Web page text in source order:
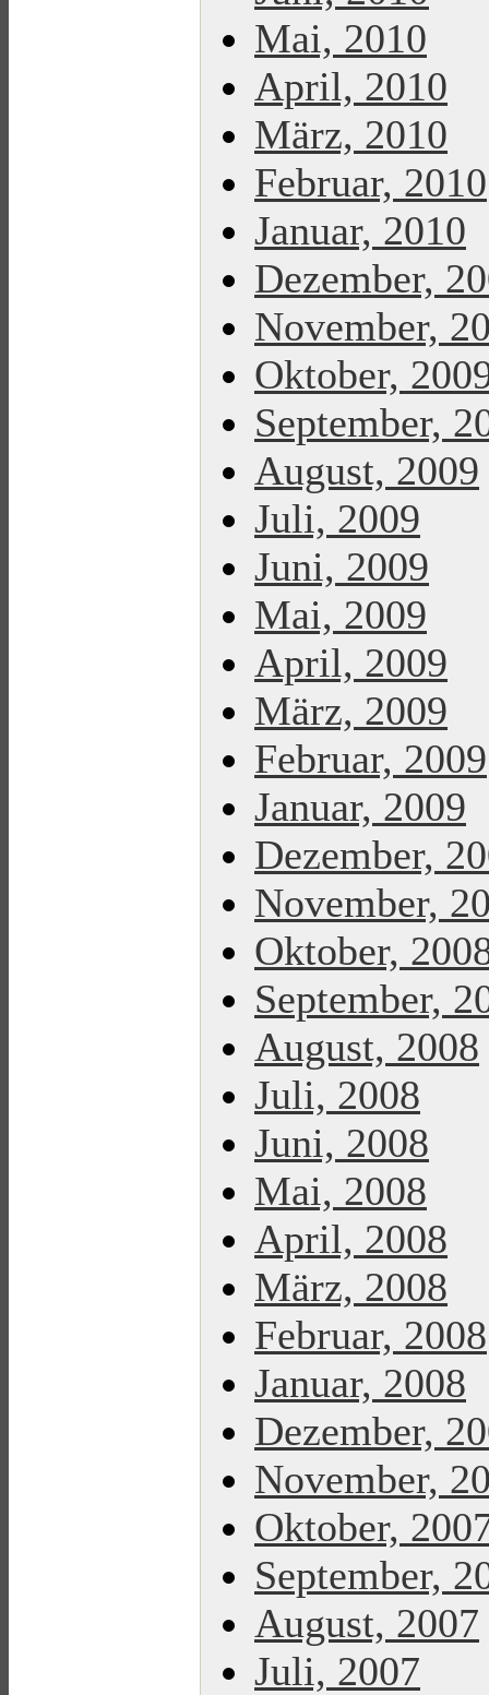
Mai, 2010
April, 2010
März, 2010
Februar, 2010
Januar, 2010
Dezember,
November,
Oktober,
September,
August, 2009
Juli, 2009
Juni, 2009
Mai, 2009
April, 2009
März, 2009
Februar, 2009
Januar, 2009
Dezember,
November,
Oktober,
September,
August, 2008
Juli, 2008
Juni, 2008
Mai, 2008
April, 2008
März, 2008
Februar, 2008
Januar, 2008
Dezember,
November,
Oktober,
September,
August, 2007
Juli, 2007